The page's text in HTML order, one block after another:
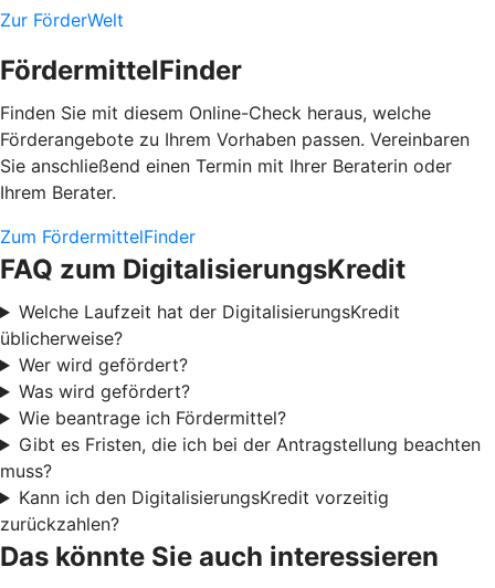
Zur FörderWelt
FördermittelFinder
Finden Sie mit diesem Online-Check heraus, welche
Förderangebote zu Ihrem Vorhaben passen. Vereinbaren
Sie anschließend einen Termin mit Ihrer Beraterin oder
Ihrem Berater.
Zum FördermittelFinder
FAQ zum DigitalisierungsKredit
Welche Laufzeit hat der DigitalisierungsKredit
üblicherweise?
Wer wird gefördert?
Was wird gefördert?
Wie beantrage ich Fördermittel?
Gibt es Fristen, die ich bei der Antragstellung beachten
muss?
Kann ich den DigitalisierungsKredit vorzeitig
zurückzahlen?
Das könnte Sie auch interessieren